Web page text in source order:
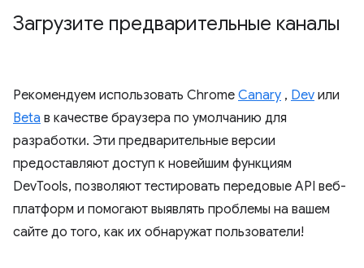
Загрузите предварительные каналы
Рекомендуем использовать Chrome Canary , Dev или
Beta в качестве браузера по умолчанию для
разработки. Эти предварительные версии
предоставляют доступ к новейшим функциям
DevTools, позволяют тестировать передовые API веб-
платформ и помогают выявлять проблемы на вашем
сайте до того, как их обнаружат пользователи!